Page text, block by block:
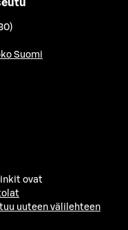
Suomi
ovat
uuteen välilehteen